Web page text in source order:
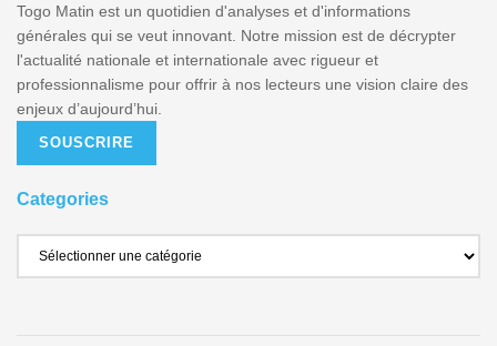
Togo Matin est un quotidien d'analyses et d'informations
générales qui se veut innovant. Notre mission est de décrypter
l'actualité nationale et internationale avec rigueur et
professionnalisme pour offrir à nos lecteurs une vision claire des
enjeux d’aujourd’hui.
SOUSCRIRE
Categories